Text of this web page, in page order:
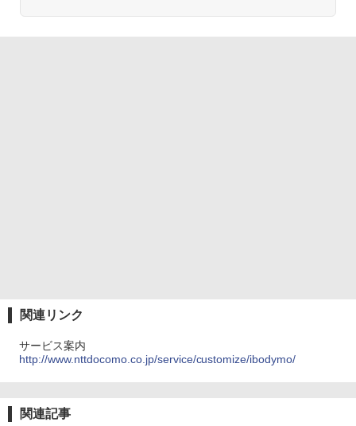
関連リンク
サービス案内
http://www.nttdocomo.co.jp/service/customize/ibodymo/
関連記事